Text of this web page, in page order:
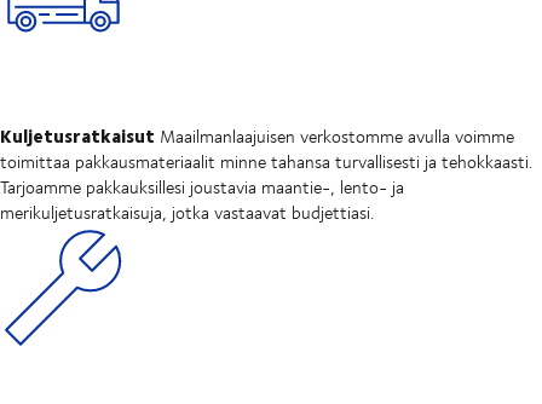
Kuljetusratkaisut Maailmanlaajuisen verkostomme avulla voimme
toimittaa pakkausmateriaalit minne tahansa turvallisesti ja tehokkaasti.
Tarjoamme pakkauksillesi joustavia maantie-, lento- ja
merikuljetusratkaisuja, jotka vastaavat budjettiasi.